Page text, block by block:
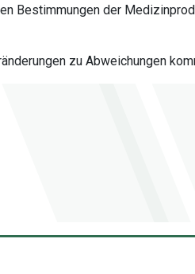
Bestimmungen der
zu Abweichungen